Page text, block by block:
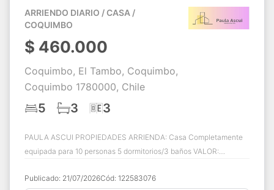
ARRIENDO DIARIO / CASA /
COQUIMBO
$ 460.000
Coquimbo, El Tambo, Coquimbo,
Coquimbo 1780000, Chile
5 3 3
PAULA ASCUI PROPIEDADES ARRIENDA: Casa Completamente
equipada para 10 personas 5 dormitorios/3 baños VALOR:
Publicado: 21/07/2026Cód: 122583076